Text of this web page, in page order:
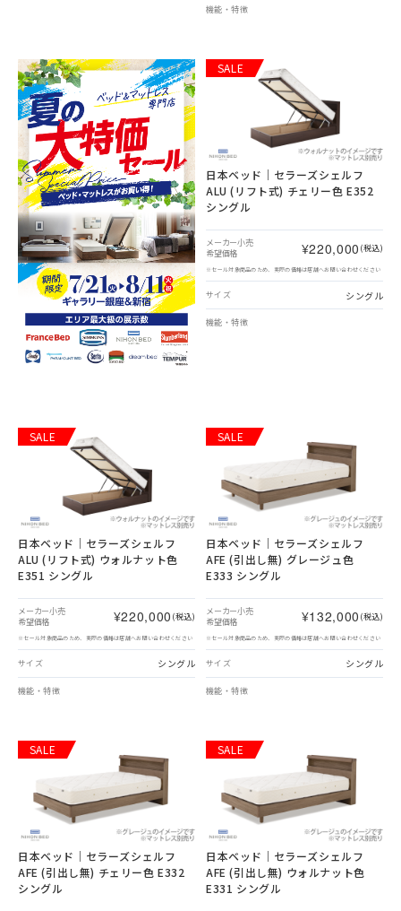
機能・特徴
SALE
日本ベッド｜セラーズシェルフ
ALU (リフト式) チェリー色 E352
シングル
メーカー小売
希望価格
¥220,000 (税込)
※セール対象商品のため、実際の価格は店舗へお問い合わせください
サイズ シングル
機能・特徴
SALE
日本ベッド｜セラーズシェルフ
ALU (リフト式) ウォルナット色
E351 シングル
メーカー小売
希望価格
¥220,000 (税込)
※セール対象商品のため、実際の価格は店舗へお問い合わせください
サイズ シングル
機能・特徴
SALE
日本ベッド｜セラーズシェルフ
AFE (引出し無) グレージュ色
E333 シングル
メーカー小売
希望価格
¥132,000 (税込)
※セール対象商品のため、実際の価格は店舗へお問い合わせください
サイズ シングル
機能・特徴
SALE
日本ベッド｜セラーズシェルフ
AFE (引出し無) チェリー色 E332
シングル
SALE
日本ベッド｜セラーズシェルフ
AFE (引出し無) ウォルナット色
E331 シングル